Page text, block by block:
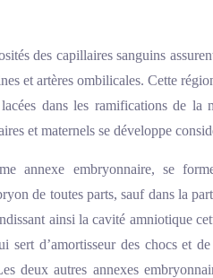
des capillaires sanguins
et artères ombilicales. Cette
dans les ramifications de la
et maternels se développe
annexe embryonnaire, se
de toutes parts, sauf dans la
ainsi la cavité amniotique
sert d’amortisseur des chocs et
deux autres annexes